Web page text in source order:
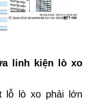
linh kiện lò xo
lỗ lò xo phải lớn